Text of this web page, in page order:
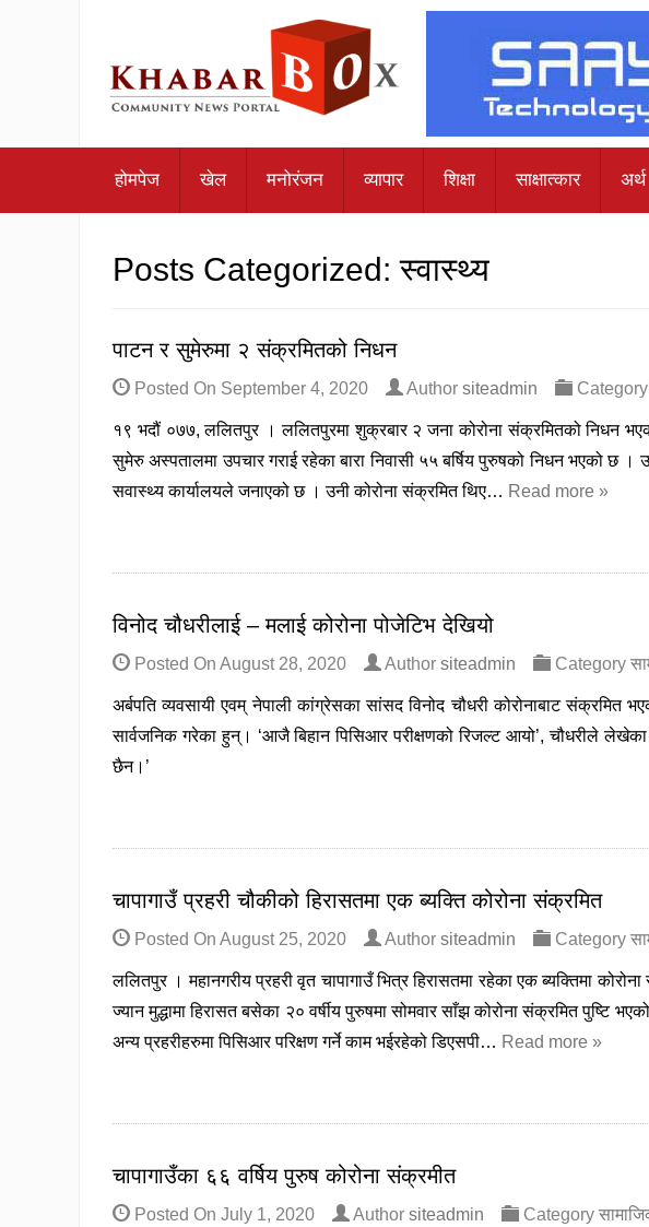
होमपेज खेल मनोरंजन व्यापार शिक्षा साक्षात्कार अर्थ
Posts Categorized: स्वास्थ्य
पाटन र सुमेरुमा २ संक्रमितको निधन
Posted On September 4, 2020 Author siteadmin Category
१९ भदौं ०७७, ललितपुर । ललितपुरमा शुक्रबार २ जना कोरोना संक्रमितको निधन
सुमेरु अस्पतालमा उपचार गराई रहेका बारा निवासी ५५ बर्षिय पुरुषको निधन भएको छ
सवास्थ्य कार्यालयले जनाएको छ । उनी कोरोना संक्रमित थिए… Read more »
विनोद चौधरीलाई – मलाई कोरोना पोजेटिभ देखियो
Posted On August 28, 2020 Author siteadmin Category
अर्बपति व्यवसायी एवम् नेपाली कांग्रेसका सांसद विनोद चौधरी कोरोनाबाट
सार्वजनिक गरेका हुन्। ‘आजै बिहान पिसिआर परीक्षणको रिजल्ट आयो’, चौधरीले
छैन।’
चापागाउँ प्रहरी चौकीको हिरासतमा एक ब्यक्ति कोरोना संक्रमित
Posted On August 25, 2020 Author siteadmin Category
ललितपुर । महानगरीय प्रहरी वृत चापागाउँ भित्र हिरासतमा रहेका एक ब्यक्तिमा
ज्यान मुद्धामा हिरासत बसेका २० वर्षीय पुरुषमा सोमवार साँझ कोरोना संक्रमित पुष्टि
अन्य प्रहरीहरुमा पिसिआर परिक्षण गर्ने काम भईरहेको डिएसपी… Read more »
चापागाउँका ६६ वर्षिय पुरुष कोरोना संक्रमीत
Posted On July 1, 2020 Author siteadmin Category